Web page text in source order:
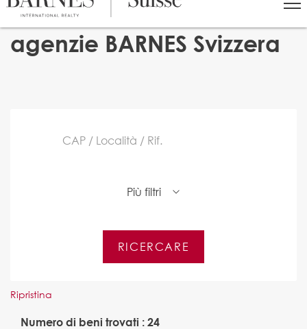
vendita nelle nostre
agenzie BARNES Svizzera
Più filtri
Ripristina
Numero di beni trovati : 24